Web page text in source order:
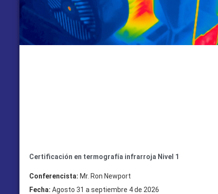
Certificación en termografía infrarroja Nivel 1
Conferencista: Mr. Ron Newport
Fecha: Agosto 31 a septiembre 4 de 2026